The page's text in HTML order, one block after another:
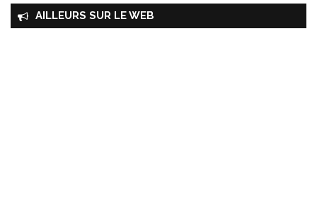
AILLEURS SUR LE WEB